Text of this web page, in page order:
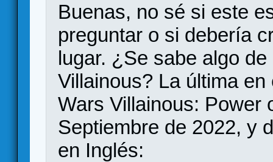
Buenas, no sé si este
preguntar o si debería
lugar. ¿Se sabe algo
Villainous? La última
Wars Villainous: Power
Septiembre de 2022, y
en Inglés: